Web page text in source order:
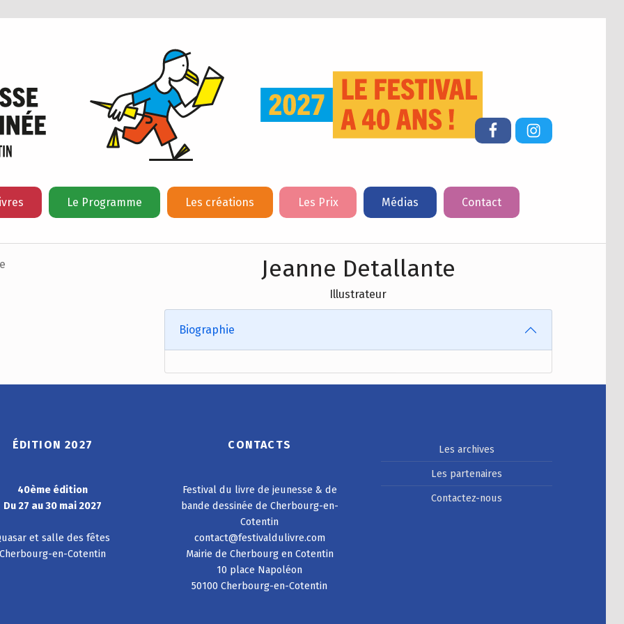
Le Programme Les créations Les Prix Médias Contact
FacebookInstagram
Jeanne Detallante
Illustrateur
Biographie
ÉDITION 2027
40ème édition
Du 27 au 30 mai 2027
et salle des fêtes
en-Cotentin
CONTACTS
Festival du livre de jeunesse & de
bande dessinée de Cherbourg-en-
Cotentin
contact@festivaldulivre.com
Mairie de Cherbourg en Cotentin
10 place Napoléon
50100 Cherbourg-en-Cotentin
Les archives
Les partenaires
Contactez-nous